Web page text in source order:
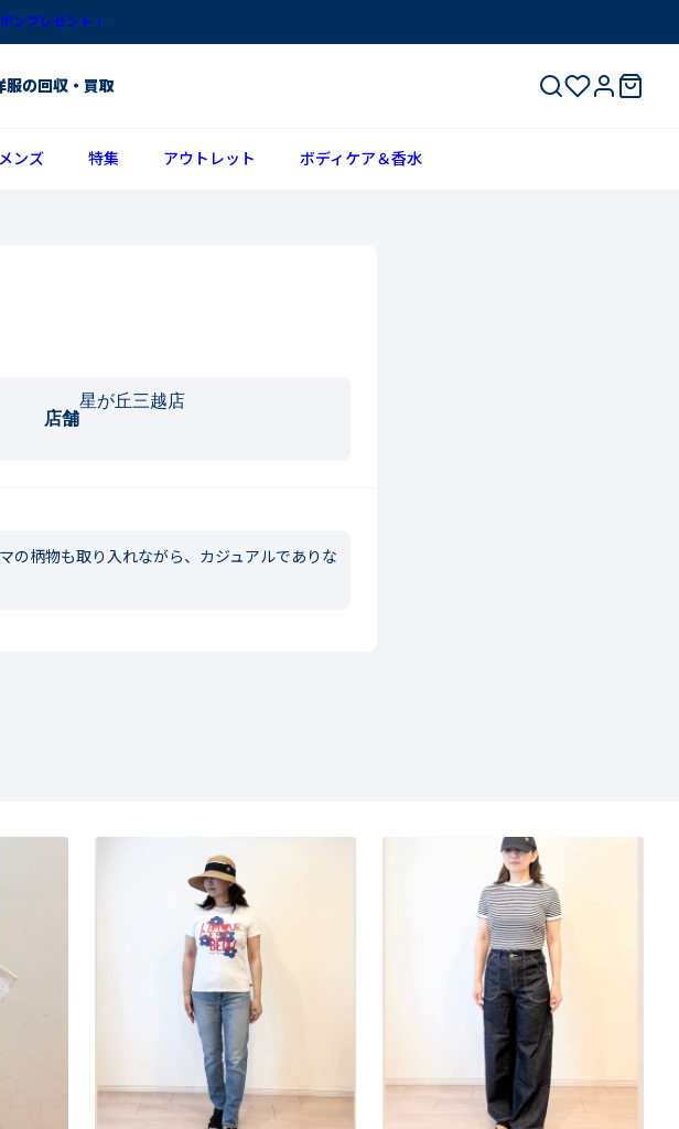
ンプレゼント！
服の回収・買取
メンズ 特集 アウトレット ボディケア＆香水
店舗
星が丘三越店
の柄物も取り入れながら、カジュアルでありな